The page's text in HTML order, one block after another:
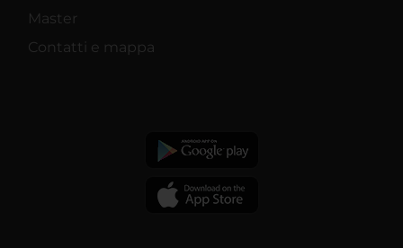
Master
Contatti e mappa